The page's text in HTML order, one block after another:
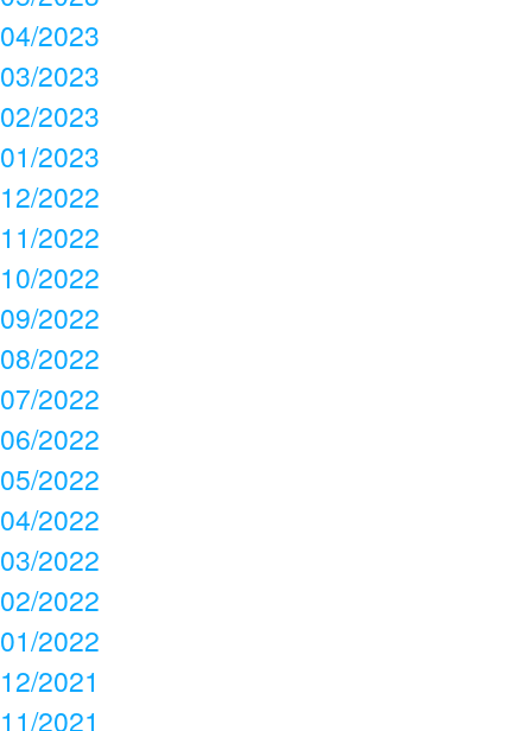
04/2023
03/2023
02/2023
01/2023
12/2022
11/2022
10/2022
09/2022
08/2022
07/2022
06/2022
05/2022
04/2022
03/2022
02/2022
01/2022
12/2021
11/2021